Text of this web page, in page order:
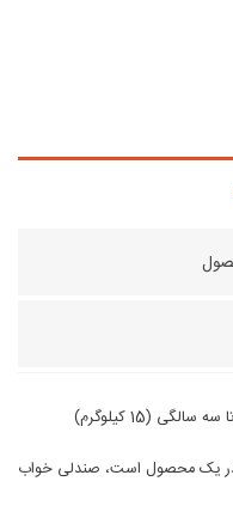
در یک محصول است، صندلی خواب